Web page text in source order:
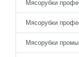
Мясорубки
Мясорубки
Мясорубки